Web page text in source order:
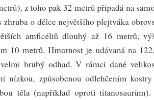
z toho pak 32 metrů připadá na
zhruba o délce největšího plejtváka
amficéliů dlouhý až 16 metrů,
10 metrů. Hmotnost je udávaná na
hrubý odhad. V rámci dané
nízkou, způsobenou odlehčením
těla (například oproti